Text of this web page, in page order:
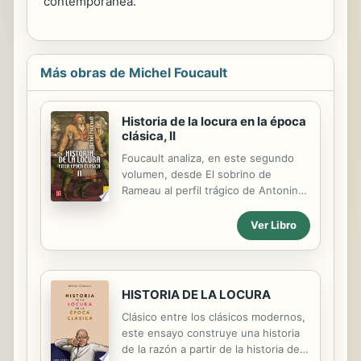
Más obras de Michel Foucault
Historia de la locura en la época
clásica, II
Foucault analiza, en este segundo
volumen, desde El sobrino de
Rameau al perfil trágico de Antonin
Nerval. Toda una historia de la locura
se dibuja y socava los presupuestos
mismos del poder y la sabiduría
occidentales.
Ver Libro
HISTORIA DE LA LOCURA
Clásico entre los clásicos modernos,
este ensayo construye una historia
de la razón a partir de la historia de